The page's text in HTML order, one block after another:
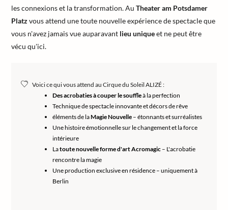
les connexions et la transformation. Au Theater am Potsdamer
Platzvous attend une toute nouvelle expérience de spectacle que
vous n'avez jamais vue auparavant lieu uniqueet ne peut être
vécu qu'ici.
Voici ce qui vous attend au Cirque du Soleil ALIZÉ :
Des acrobaties à couper le souffleà la perfection
Technique de spectacle innovante et décors de rêve
éléments de laMagie Nouvelle – étonnants et surréalistes
Une histoire émotionnelle sur le changement et la force
intérieure
Latoute nouvelle forme d'art Acromagic – L'acrobatie
rencontre la magie
Une production exclusive en résidence – uniquement à
Berlin